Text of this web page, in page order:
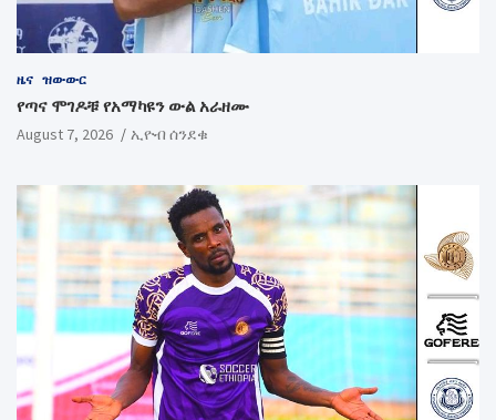
ዜና ዝውውር
የጣና ሞገዶቹ የአማካዩን ውል አራዘሙ
August 7, 2026 ኢዮብ ሰንደቁ